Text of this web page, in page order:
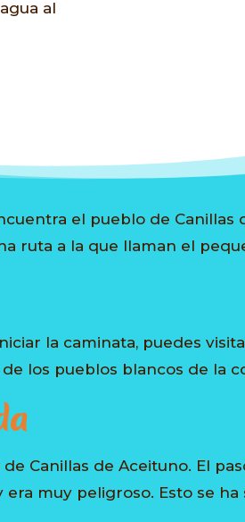
al
el pueblo de Canillas
ruta a la que llaman el
la caminata, puedes
los pueblos blancos de la
Canillas de Aceituno. El
muy peligroso. Esto se ha